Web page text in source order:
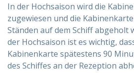
In der Hochsaison wird die
zugewiesen und die
Ständen auf dem Schiff abgeholt
der Hochsaison ist es wichtig,
Kabinenkarte spätestens 90
des Schiffes an der Rezeption